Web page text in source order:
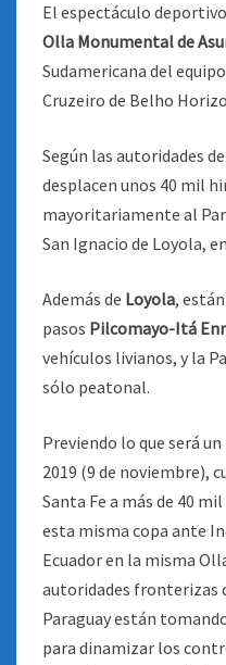
El espectáculo
Olla Monumental de
Sudamericana del
Cruzeiro de Belho
Según las autoridades
desplacen unos 40 mil
mayoritariamente al
San Ignacio de Loyola,
Además de Loyola,
pasos Pilcomayo-Itá
vehículos livianos, y la
sólo peatonal.
Previendo lo que será
2019 (9 de noviembre),
Santa Fe a más de 40
esta misma copa ante
Ecuador en la misma
autoridades fronterizas
Paraguay están
para dinamizar los